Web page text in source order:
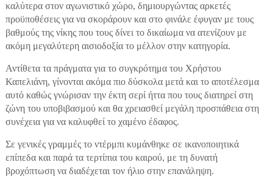
καλύτερα στον αγωνιστικό χώρο, δημιουργώντας αρκετές
προϋποθέσεις για να σκοράρουν και στο φινάλε έφυγαν με τους
βαθμούς της νίκης που τους δίνει το δικαίωμα να ατενίζουν με
ακόμη μεγαλύτερη αισιοδοξία το μέλλον στην κατηγορία.
Αντίθετα τα πράγματα για το συγκρότημα του Χρήστου
Καπελιάνη, γίνονται ακόμα πιο δύσκολα μετά και το αποτέλεσμα
αυτό καθώς γνώρισαν την έκτη σερί ήττα που τους διατηρεί στη
ζώνη του υποβιβασμού και θα χρειασθεί μεγάλη προσπάθεια στη
συνέχεια για να καλυφθεί το χαμένο έδαφος.
Σε γενικές γραμμές το ντέρμπι κυμάνθηκε σε ικανοποιητικά
επίπεδα και παρά τα τερτίπια του καιρού, με τη δυνατή
βροχόπτωση να διαδέχεται τον ήλιο στην επανάληψη.